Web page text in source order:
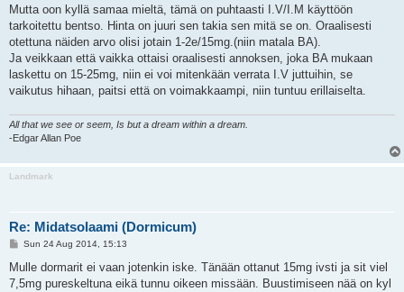
Mutta oon kyllä samaa mieltä, tämä on puhtaasti I.V/I.M käyttöön
tarkoitettu bentso. Hinta on juuri sen takia sen mitä se on. Oraalisesti
otettuna näiden arvo olisi jotain 1-2e/15mg.(niin matala BA).
Ja veikkaan että vaikka ottaisi oraalisesti annoksen, joka BA mukaan
laskettu on 15-25mg, niin ei voi mitenkään verrata I.V juttuihin, se
vaikutus hihaan, paitsi että on voimakkaampi, niin tuntuu erillaiselta.
All that we see or seem, Is but a dream within a dream.
-Edgar Allan Poe
Landmark
Re: Midatsolaami (Dormicum)
P
s
Sun 24 Aug 2014, 15:13
Mulle dormarit ei vaan jotenkin iske. Tänään ottanut 15mg ivsti ja sit viel
7,5mg pureskeltuna eikä tunnu oikeen missään. Buustimiseen nää on kyl